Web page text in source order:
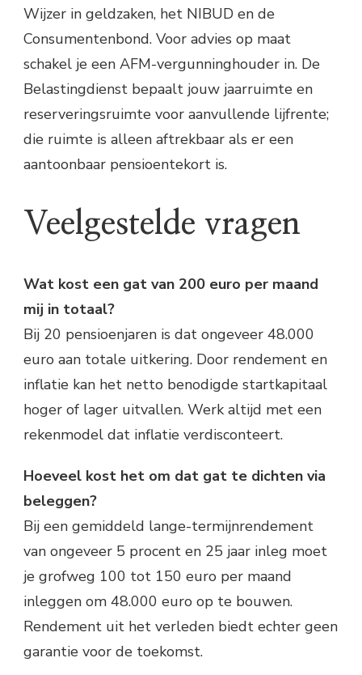
Wijzer in geldzaken, het NIBUD en de
Consumentenbond. Voor advies op maat
schakel je een AFM-vergunninghouder in. De
Belastingdienst bepaalt jouw jaarruimte en
reserveringsruimte voor aanvullende lijfrente;
die ruimte is alleen aftrekbaar als er een
aantoonbaar pensioentekort is.
Veelgestelde vragen
Wat kost een gat van 200 euro per maand
mij in totaal?
Bij 20 pensioenjaren is dat ongeveer 48.000
euro aan totale uitkering. Door rendement en
inflatie kan het netto benodigde startkapitaal
hoger of lager uitvallen. Werk altijd met een
rekenmodel dat inflatie verdisconteert.
Hoeveel kost het om dat gat te dichten via
beleggen?
Bij een gemiddeld lange-termijnrendement
van ongeveer 5 procent en 25 jaar inleg moet
je grofweg 100 tot 150 euro per maand
inleggen om 48.000 euro op te bouwen.
Rendement uit het verleden biedt echter geen
garantie voor de toekomst.